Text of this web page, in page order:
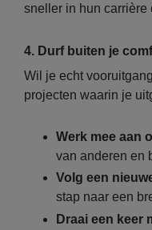
sneller in hun carrière
4. Durf buiten je
Wil je echt
projecten waarin je
Werk mee aan
van anderen en
Volg een
stap naar een
Draai een keer